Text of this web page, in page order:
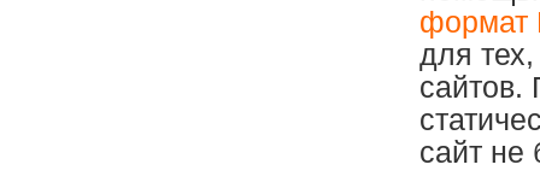
формат
для
сайтов.
сайт не